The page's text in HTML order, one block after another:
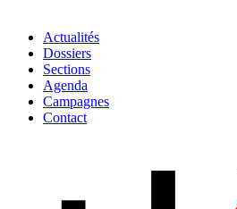
Actualités
Dossiers
Sections
Agenda
Campagnes
Contact